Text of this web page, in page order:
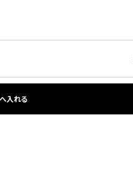
入れる